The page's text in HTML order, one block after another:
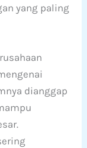
yang paling
dianggap